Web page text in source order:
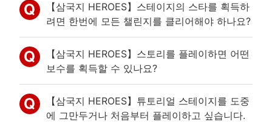
【삼국지 HEROES】스테이지의 스타를 획득하
려면 한번에 모든 챌린지를 클리어해야 하나요?
【삼국지 HEROES】스토리를 플레이하면 어떤
보수를 획득할 수 있나요?
【삼국지 HEROES】튜토리얼 스테이지를 도중
에 그만두거나 처음부터 플레이하고 싶습니다.